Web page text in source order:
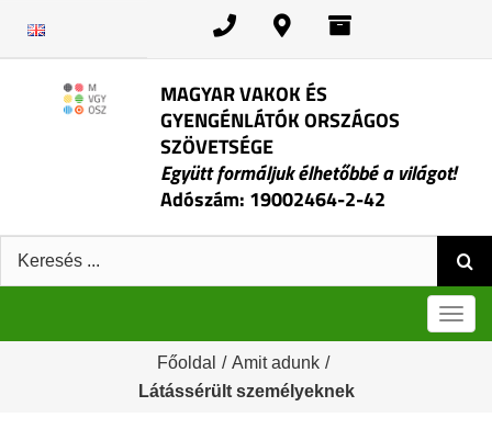
MAGYAR VAKOK ÉS
GYENGÉNLÁTÓK ORSZÁGOS
SZÖVETSÉGE
Együtt formáljuk élhetőbbé a világot!
Adószám: 19002464-2-42
Keresés:
Főoldal / Amit adunk /
Látássérült személyeknek